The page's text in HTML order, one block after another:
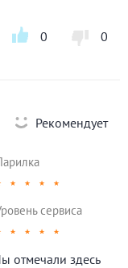
0 0
Рекомендует
★ ★ ★ ★
сервиса
★ ★ ★ ★
отмечали здесь